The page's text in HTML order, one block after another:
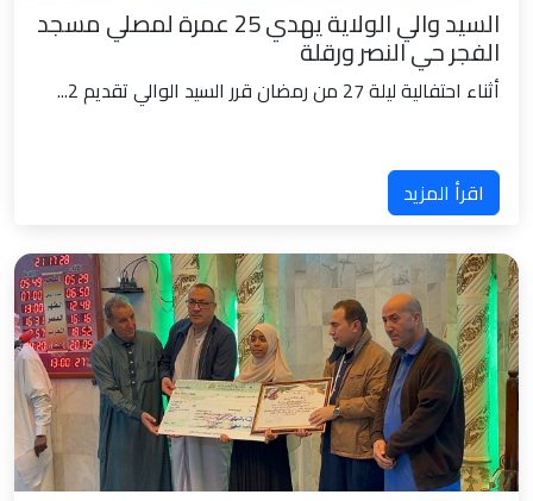
السيد والي الولاية يهدي 25 عمرة لمصلي مسجد
الفجر حي النصر ورقلة
أثناء احتفالية ليلة 27 من رمضان قرر السيد الوالي تقديم 2...
اقرأ المزيد